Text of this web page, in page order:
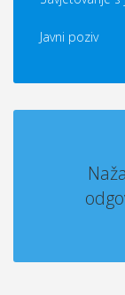
Javni poziv